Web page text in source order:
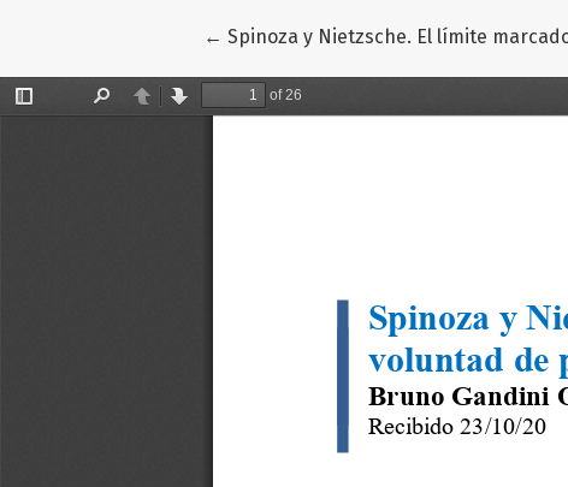
←Volver a los detalles del artículo
Spinoza y Nietzsche. El límite